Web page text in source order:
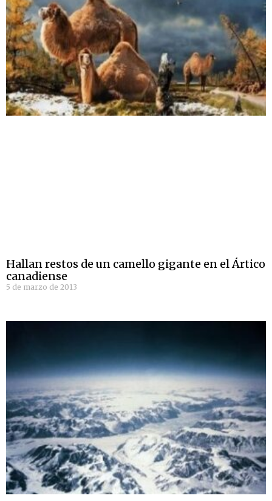
Hallan restos de un camello gigante en el Ártico
canadiense
5 de marzo de 2013